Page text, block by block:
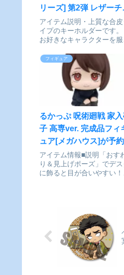
リーズ] 第2弾 レザーチ
ーム Mocho-YA (五条
が予約受付開始
アイテム説明・上質な合皮
イプのキーホルダーです。
お好きなキャラクターを服
廻戦 -懐玉・玉折-_第2弾 レ
ザーチャーム Mocho-YA 五
悟©芥見下々／集英社・呪術
廻戦製作委員会colleizeで探
フィギュア
るかっぷ 呪術廻戦 家
子 高専ver. 完成品フィ
ュア[メガハウス]が予
付中
アイテム情報■説明「おす
り＆見上げポーズ」でデス
に飾ると目が合いやすい！